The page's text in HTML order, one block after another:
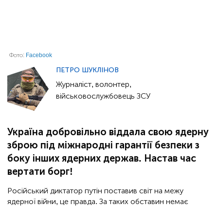
Фото: Facebook
Україна добровільно віддала свою ядерну
зброю під міжнародні гарантії безпеки з
боку інших ядерних держав. Настав час
вертати борг!
ПЕТРО ШУКЛІНОВ
Журналіст, волонтер,
військовослужбовець ЗСУ
Російський диктатор путін поставив світ на межу
ядерної війни, це правда. За таких обставин немає